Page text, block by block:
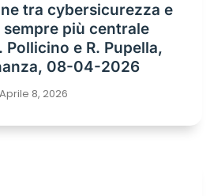
tra cybersicurezza e
più centrale
Pollicino e R. Pupella,
08-04-2026
Aprile 8, 2026